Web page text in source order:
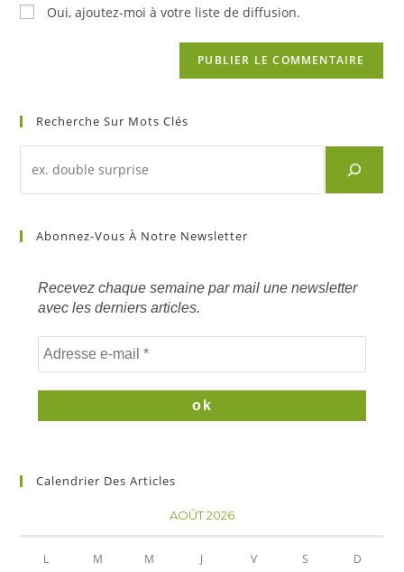
Oui, ajoutez-moi à votre liste de diffusion.
Recherche Sur Mots Clés
d'un
mots
Abonnez-Vous À Notre Newsletter
Recevez chaque semaine par mail une newsletter
avec les derniers articles.
Calendrier Des Articles
AOÛT 2026
L M M J V S D